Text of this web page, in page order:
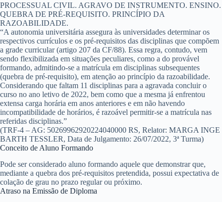
PROCESSUAL CIVIL. AGRAVO DE INSTRUMENTO. ENSINO.
QUEBRA DE PRÉ-REQUISITO. PRINCÍPIO DA
RAZOABILIDADE.
“A autonomia universitária assegura às universidades determinar os
respectivos currículos e os pré-requisitos das disciplinas que compõem
a grade curricular (artigo 207 da CF/88). Essa regra, contudo, vem
sendo flexibilizada em situações peculiares, como a do provável
formando, admitindo-se a matrícula em disciplinas subsequentes
(quebra de pré-requisito), em atenção ao princípio da razoabilidade.
Considerando que faltam 11 disciplinas para a agravada concluir o
curso no ano letivo de 2022, bem como que a mesma já enfrentou
extensa carga horária em anos anteriores e em não havendo
incompatibilidade de horários, é razoável permitir-se a matrícula nas
referidas disciplinas.”
(TRF-4 – AG: 50269962920224040000 RS, Relator: MARGA INGE
BARTH TESSLER, Data de Julgamento: 26/07/2022, 3ª Turma)
Conceito de Aluno Formando
Pode ser considerado aluno formando aquele que demonstrar que,
mediante a quebra dos pré-requisitos pretendida, possui expectativa de
colação de grau no prazo regular ou próximo.
Atraso na Emissão de Diploma